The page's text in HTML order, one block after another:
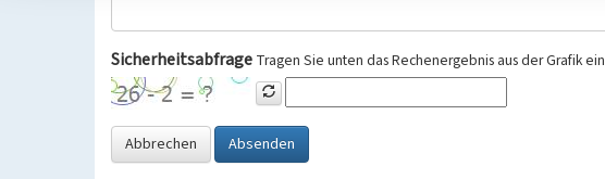
Sicherheitsabfrage Tragen Sie unten das Rechenergebnis aus der Grafik ein
Abbrechen Absenden